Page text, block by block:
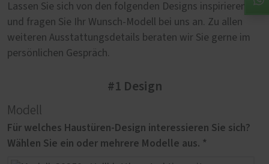
Lassen Sie sich von den folgenden Designs inspirieren
und fragen Sie Ihr Wunsch-Modell bei uns an. Zu allen
weiteren Ausstattungsdetails beraten wir Sie gerne im
persönlichen Gespräch.
#1 Design
Modell
Für welches Haustüren-Design interessieren Sie sich?
Wählen Sie ein oder mehrere Modelle aus. *